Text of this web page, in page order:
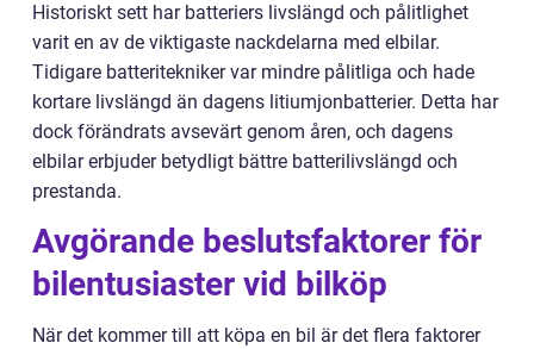
Historiskt sett har batteriers livslängd och pålitlighet
varit en av de viktigaste nackdelarna med elbilar.
Tidigare batteritekniker var mindre pålitliga och hade
kortare livslängd än dagens litiumjonbatterier. Detta har
dock förändrats avsevärt genom åren, och dagens
elbilar erbjuder betydligt bättre batterilivslängd och
prestanda.
Avgörande beslutsfaktorer för
bilentusiaster vid bilköp
När det kommer till att köpa en bil är det flera faktorer